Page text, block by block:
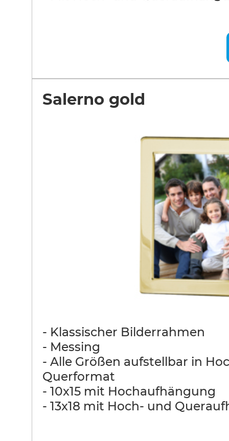
Salerno gold
- Klassischer Bilderrahmen
- Messing
- Alle Größen aufstellbar in
Querformat
- 10x15 mit Hochaufhängung
- 13x18 mit Hoch- und